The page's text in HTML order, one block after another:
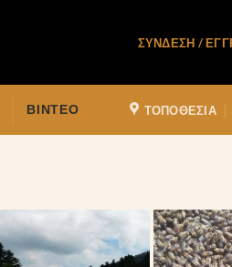
ΣΎΝΔΕΣΗ /
ΒΊΝΤΕΟ ΤΟΠΟΘΕΣΙΑ